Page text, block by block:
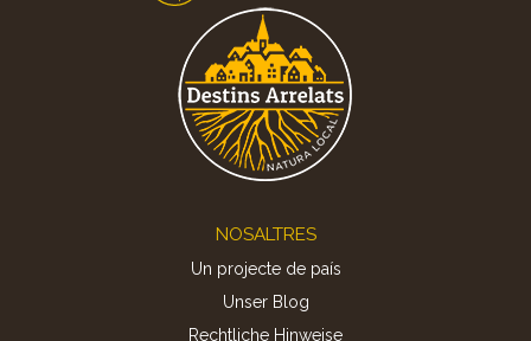
NOSALTRES
Un projecte de país
Unser Blog
Rechtliche Hinweise